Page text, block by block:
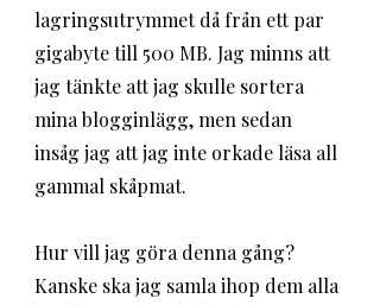
lagringsutrymmet då från ett par
gigabyte till 500 MB. Jag minns att
jag tänkte att jag skulle sortera
mina blogginlägg, men sedan
insåg jag att jag inte orkade läsa all
gammal skåpmat.
Hur vill jag göra denna gång?
Kanske ska jag samla ihop dem alla